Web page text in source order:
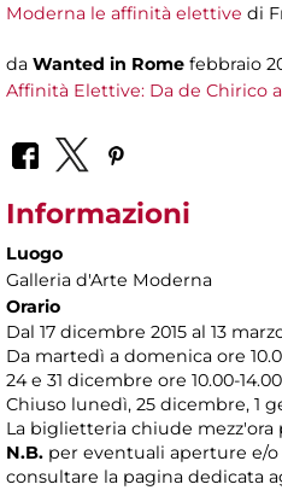
Moderna le affinità elettive di
da Wanted in Rome febbraio
Affinità Elettive: Da de Chirico
Informazioni
Luogo
Galleria d'Arte Moderna
Orario
Dal 17 dicembre 2015 al 13
Da martedì a domenica ore
24 e 31 dicembre ore 10.00-14.00
Chiuso lunedì, 25 dicembre, 1
La biglietteria chiude mezz'ora
N.B. per eventuali aperture e/
consultare la pagina dedicata